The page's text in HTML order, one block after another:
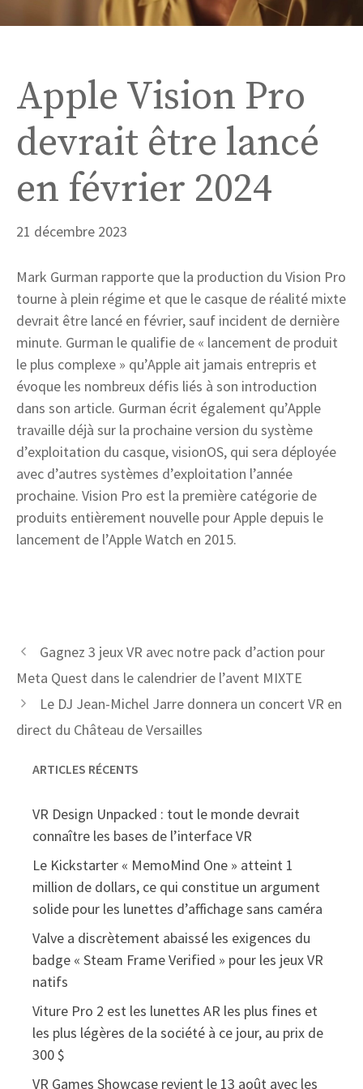
Apple Vision Pro
devrait être lancé
en février 2024
21 décembre 2023
Mark Gurman rapporte que la production du Vision Pro
tourne à plein régime et que le casque de réalité mixte
devrait être lancé en février, sauf incident de dernière
minute. Gurman le qualifie de « lancement de produit
le plus complexe » qu’Apple ait jamais entrepris et
évoque les nombreux défis liés à son introduction
dans son article. Gurman écrit également qu’Apple
travaille déjà sur la prochaine version du système
d’exploitation du casque, visionOS, qui sera déployée
avec d’autres systèmes d’exploitation l’année
prochaine. Vision Pro est la première catégorie de
produits entièrement nouvelle pour Apple depuis le
lancement de l’Apple Watch en 2015.
Gagnez 3 jeux VR avec notre pack d’action pour
Meta Quest dans le calendrier de l’avent MIXTE
Le DJ Jean-Michel Jarre donnera un concert VR en
direct du Château de Versailles
ARTICLES RÉCENTS
VR Design Unpacked : tout le monde devrait
connaître les bases de l’interface VR
Le Kickstarter « MemoMind One » atteint 1
million de dollars, ce qui constitue un argument
solide pour les lunettes d’affichage sans caméra
Valve a discrètement abaissé les exigences du
badge « Steam Frame Verified » pour les jeux VR
natifs
Viture Pro 2 est les lunettes AR les plus fines et
les plus légères de la société à ce jour, au prix de
300 $
VR Games Showcase revient le 13 août avec les